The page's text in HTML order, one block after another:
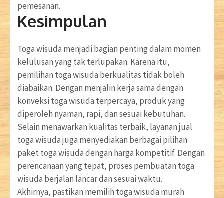
pemesanan.
Kesimpulan
Toga wisuda menjadi bagian penting dalam momen
kelulusan yang tak terlupakan. Karena itu,
pemilihan toga wisuda berkualitas tidak boleh
diabaikan. Dengan menjalin kerja sama dengan
konveksi toga wisuda terpercaya, produk yang
diperoleh nyaman, rapi, dan sesuai kebutuhan.
Selain menawarkan kualitas terbaik, layanan jual
toga wisuda juga menyediakan berbagai pilihan
paket toga wisuda dengan harga kompetitif. Dengan
perencanaan yang tepat, proses pembuatan toga
wisuda berjalan lancar dan sesuai waktu.
Akhirnya, pastikan memilih toga wisuda murah